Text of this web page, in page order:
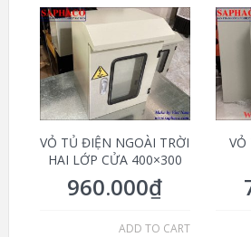
VỎ TỦ ĐIỆN NGOÀI TRỜI
HAI LỚP CỬA 400×300
960.000₫
ADD TO CART
VỎ